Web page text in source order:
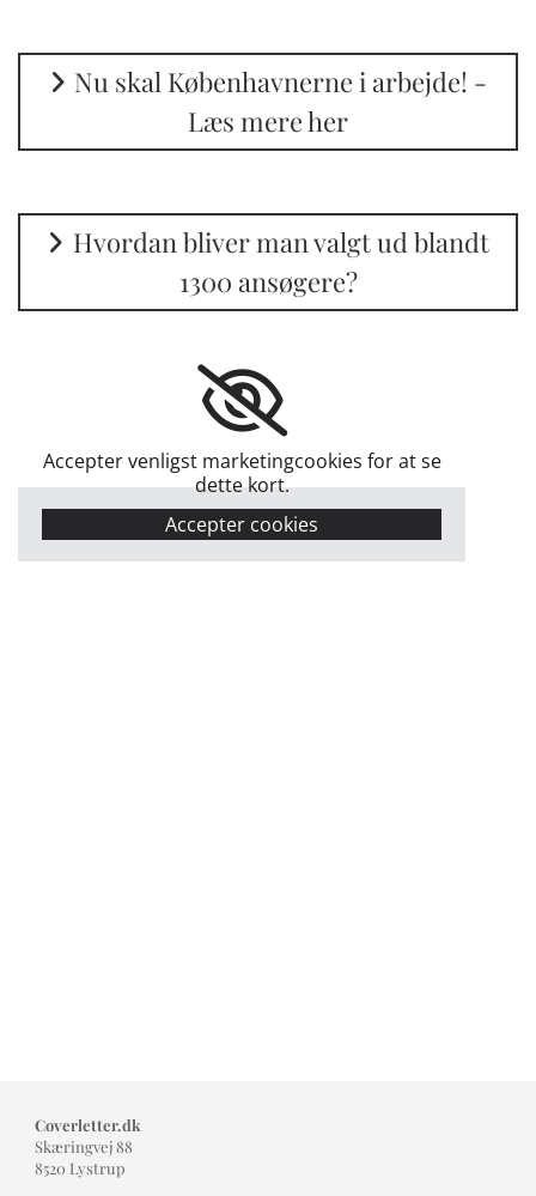
Nu skal Københavnerne i arbejde! -
Læs mere her
Hvordan bliver man valgt ud blandt
1300 ansøgere?
Accepter venligst marketingcookies for at se
dette kort.
Accepter cookies
Coverletter.dk
Skæringvej 88
8520 Lystrup